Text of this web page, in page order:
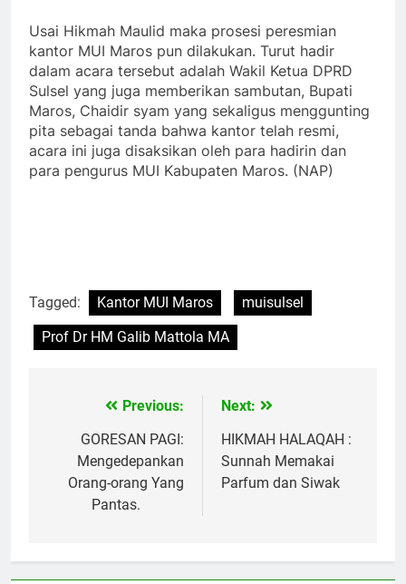
Usai Hikmah Maulid maka prosesi peresmian
kantor MUI Maros pun dilakukan. Turut hadir
dalam acara tersebut adalah Wakil Ketua DPRD
Sulsel yang juga memberikan sambutan, Bupati
Maros, Chaidir syam yang sekaligus menggunting
pita sebagai tanda bahwa kantor telah resmi,
acara ini juga disaksikan oleh para hadirin dan
para pengurus MUI Kabupaten Maros. (NAP)
Tagged: Kantor MUI Maros
muisulsel
Prof Dr HM Galib Mattola MA
Navigasi
pos
Previous:
GORESAN PAGI:
Mengedepankan
Orang-orang Yang
Pantas.
Next:
HIKMAH HALAQAH :
Sunnah Memakai
Parfum dan Siwak